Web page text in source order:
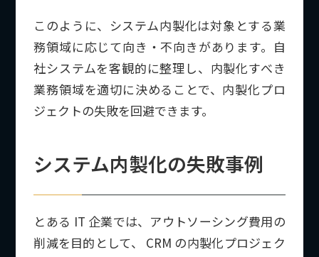
このように、システム内製化は対象とする業
務領域に応じて向き・不向きがあります。自
社システムを客観的に整理し、内製化すべき
業務領域を適切に決めることで、内製化プロ
ジェクトの失敗を回避できます。
システム内製化の失敗事例
とある IT 企業では、アウトソーシング費用の
削減を目的として、 CRM の内製化プロジェク